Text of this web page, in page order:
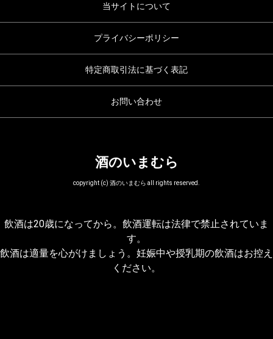
当サイトについて
プライバシーポリシー
特定商取引法に基づく表記
お問い合わせ
酒のいまむら
copyright (c) 酒のいまむら all rights reserved.
飲酒は20歳になってから。飲酒運転は法律で禁止されていま
す。
飲酒は適量を心がけましょう。妊娠中や授乳期の飲酒はお控え
ください。